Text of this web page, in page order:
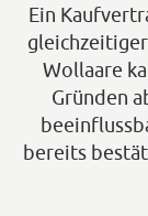
Ein
Wollaare
Gründen
bereits